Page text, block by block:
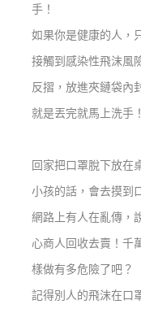
手！
如果你是健康的人，
接觸到感染性飛沫風
反摺，放進夾鏈袋內
就是丟完就馬上洗手！
回家把口罩脫下放在
小孩的話，會去摸到
網路上有人在亂傳，
心商人回收去賣！千
樣做有多危險了吧？
記得別人的飛沫在口